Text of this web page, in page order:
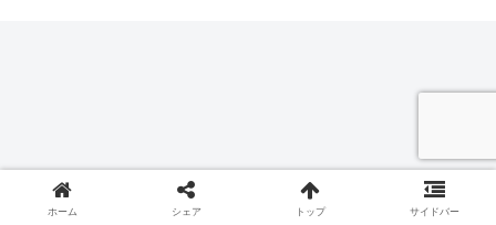
ホーム シェア トップ サイドバー